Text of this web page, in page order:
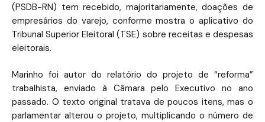
(PSDB-RN) tem recebido, majoritariamente, doações de
empresários do varejo, conforme mostra o aplicativo do
Tribunal Superior Eleitoral (TSE) sobre receitas e despesas
eleitorais.
Marinho foi autor do relatório do projeto de “reforma”
trabalhista, enviado à Câmara pelo Executivo no ano
passado. O texto original tratava de poucos itens, mas o
parlamentar alterou o projeto, multiplicando o número de